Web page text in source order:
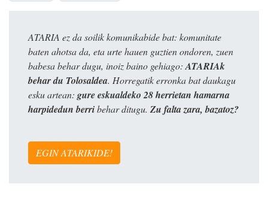
ATARIA ez da soilik komunikabide bat: komunitate
baten ahotsa da, eta urte hauen guztien ondoren, zuen
babesa behar dugu, inoiz baino gehiago:ATARIAk
behar du Tolosaldea. Horregatik erronka bat daukagu
esku artean: gure eskualdeko 28 herrietan hamarna
harpidedun berribehar ditugu. Zu falta zara, bazatoz?
EGIN ATARIKIDE!